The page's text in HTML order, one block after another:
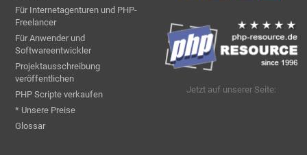
Für Internetagenturen und PHP-
Freelancer
Für Anwender und
Softwareentwickler
Projektausschreibung
veröffentlichen
PHP Scripte verkaufen
* Unsere Preise
Glossar
Jetzt auf unserer Seite: